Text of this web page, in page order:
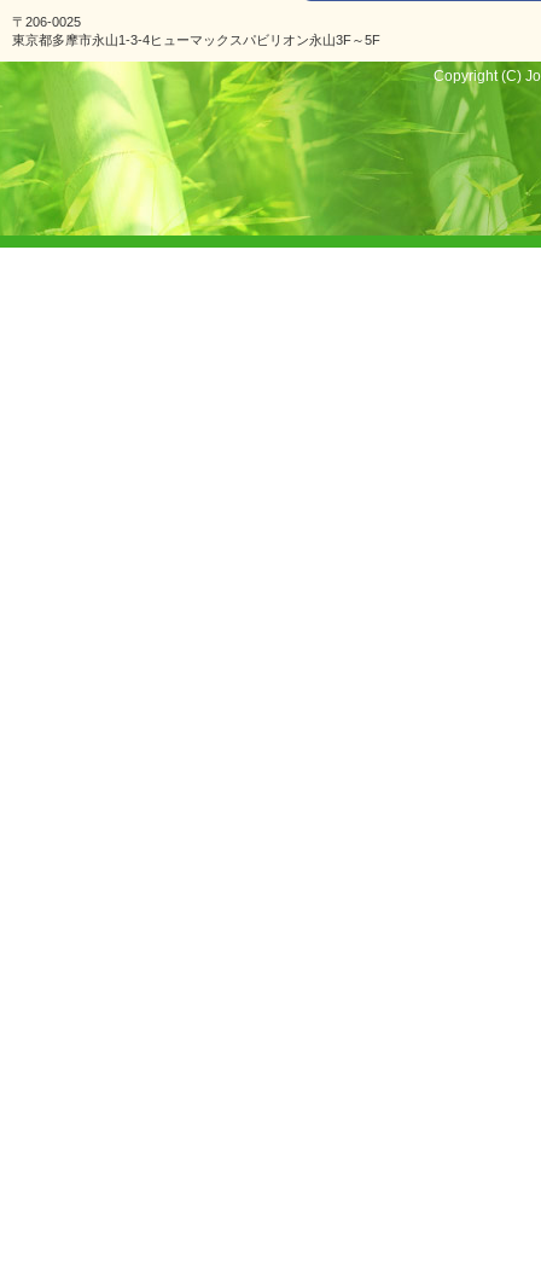
〒206-0025
東京都多摩市永山1-3-4ヒューマックスパビリオン永山3F～5F
Copyright (C)